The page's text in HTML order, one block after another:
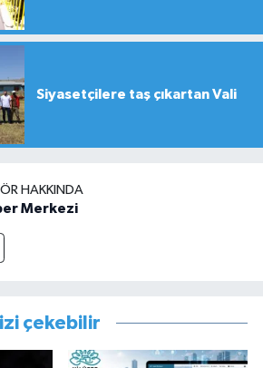
Siyasetçilere taş çıkartan Vali
HAKKINDA
Merkezi
çekebilir